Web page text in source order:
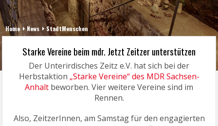
Home News StadtMenschen
Starke Vereine beim mdr. Jetzt Zeitzer unterstützen
Der Unterirdisches Zeitz e.V. hat sich bei der
Herbstaktion „Starke Vereine“ des MDR Sachsen-
Anhalt beworben. Vier weitere Vereine sind im
Rennen.
Also, ZeitzerInnen, am Samstag für den engagierten